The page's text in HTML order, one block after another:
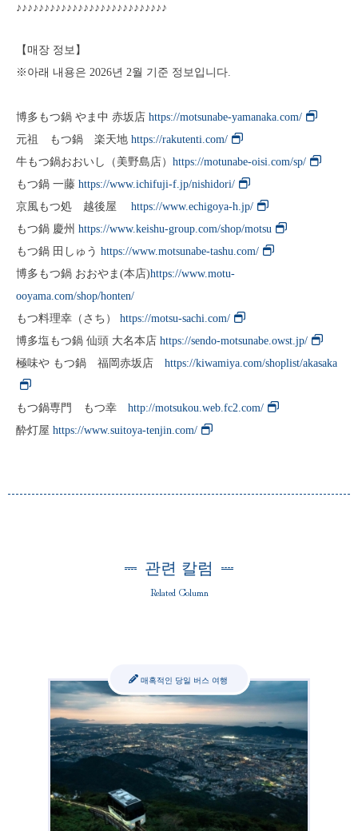
♪♪♪♪♪♪♪♪♪♪♪♪♪♪♪♪♪♪♪♪♪♪♪♪♪♪♪
【매장 정보】
※아래 내용은 2026년 2월 기준 정보입니다.
博多もつ鍋 やま中 赤坂店 https://motsunabe-yamanaka.com/
元祖 もつ鍋 楽天地 https://rakutenti.com/
牛もつ鍋おおいし（美野島店） https://motunabe-oisi.com/sp/
もつ鍋 一藤 https://www.ichifuji-f.jp/nishidori/
京風もつ処 越後屋 https://www.echigoya-h.jp/
もつ鍋 慶州 https://www.keishu-group.com/shop/motsu
もつ鍋 田しゅう https://www.motsunabe-tashu.com/
博多もつ鍋 おおやま(本店)https://www.motu-
ooyama.com/shop/honten/
もつ料理幸（さち） https://motsu-sachi.com/
博多塩もつ鍋 仙頭 大名本店 https://sendo-motsunabe.owst.jp/
極味や もつ鍋 福岡赤坂店 https://kiwamiya.com/shoplist/akasaka
もつ鍋専門 もつ幸 http://motsukou.web.fc2.com/
酔灯屋 https://www.suitoya-tenjin.com/
관련 칼럼
Related Column
매혹적인 당일 버스 여행